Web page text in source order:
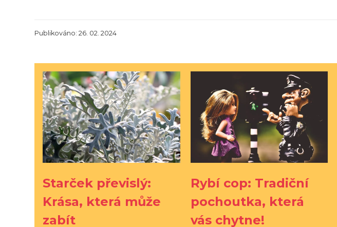
Publikováno: 26. 02. 2024
Starček převislý:
Krása, která může
zabít
Rybí cop: Tradiční
pochoutka, která
vás chytne!